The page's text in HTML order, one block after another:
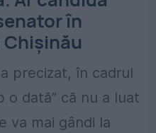
în
a precizat, în cadrul
o dată” că nu a luat
va mai gândi la